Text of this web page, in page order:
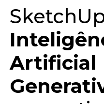
Artificial